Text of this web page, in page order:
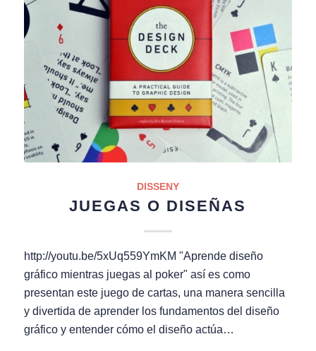
DISSENY
JUEGAS O DISEÑAS
http://youtu.be/5xUq559YmKM "Aprende diseño
gráfico mientras juegas al poker" así es como
presentan este juego de cartas, una manera sencilla
y divertida de aprender los fundamentos del diseño
gráfico y entender cómo el diseño actúa…